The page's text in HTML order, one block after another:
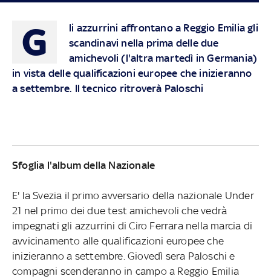
G
li azzurrini affrontano a Reggio Emilia gli
scandinavi nella prima delle due
amichevoli (l'altra martedì in Germania)
in vista delle qualificazioni europee che inizieranno
a settembre. Il tecnico ritroverà Paloschi
Sfoglia l'album della Nazionale
E' la Svezia il primo avversario della nazionale Under
21 nel primo dei due test amichevoli che vedrà
impegnati gli azzurrini di Ciro Ferrara nella marcia di
avvicinamento alle qualificazioni europee che
inizieranno a settembre. Giovedì sera Paloschi e
compagni scenderanno in campo a Reggio Emilia